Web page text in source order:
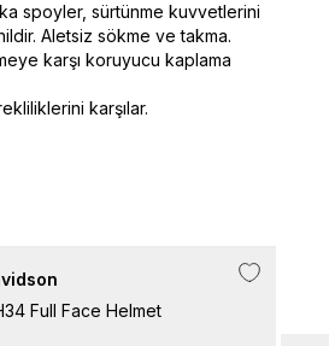
spoyler, sürtünme kuvvetlerini
Aletsiz sökme ve takma.
karşı koruyucu kaplama
karşılar.
Full Face Helmet